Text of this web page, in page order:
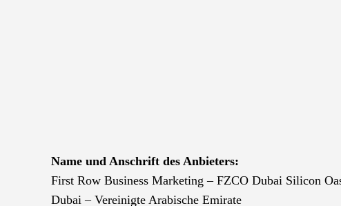
Name und Anschrift des Anbieters:
First Row Business Marketing – FZCO Dubai Silicon
Dubai – Vereinigte Arabische Emirate